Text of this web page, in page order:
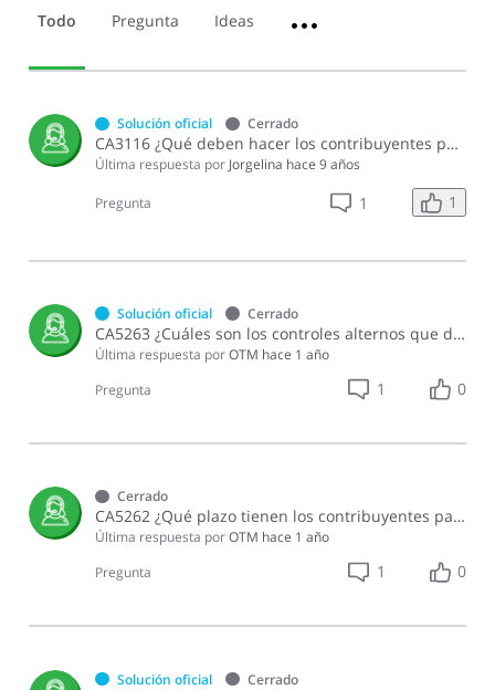
de
Alcoholes,
y
Electrónicos
Todo Pregunta Ideas •••
Solución oficial Cerrado
CA3116 ¿Qué deben hacer los contribuyentes para solicitar aprobación para comprar estampillas de fósforos?
Última respuesta por Jorgelina hace 9 años
Pregunta 1 1
Solución oficial Cerrado
CA5263 ¿Cuáles son los controles alternos que dispone la Norma General 02-25 para los importadores de productos terminados del alcohol?
Última respuesta porOTM hace 1 año
Pregunta
1 0
Cerrado
CA5262 ¿Qué plazo tienen los contribuyentes para notificar que seguirán utilizando los mecanismos de seguridad fiscal establecidos en el Norma General 07-21 o acogerse a los controles alternos de la Norma General 02-25?
Última respuesta porOTM hace 1 año
Pregunta
1 0
Solución oficial Cerrado